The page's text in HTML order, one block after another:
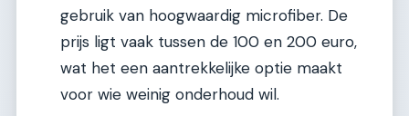
gebruik van hoogwaardig microfiber. De
prijs ligt vaak tussen de 100 en 200 euro,
wat het een aantrekkelijke optie maakt
voor wie weinig onderhoud wil.